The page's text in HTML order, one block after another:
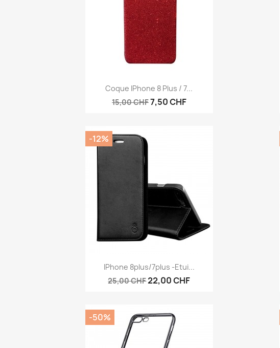
Aperçu rapide
Coque IPhone 8 Plus / 7...
15,00 CHF7,50 CHF
Aperçu rapide
IPhone 8plus/7plus -Etui...
25,00 CHF22,00 CHF
-12%
-50%